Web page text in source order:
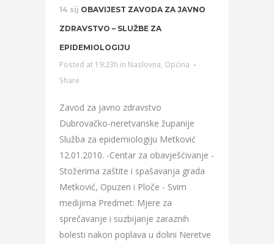
14 sij OBAVIJEST ZAVODA ZA JAVNO
ZDRAVSTVO – SLUŽBE ZA
EPIDEMIOLOGIJU
Posted at 19:23h in Naslovna, Općina
Share
Zavod za javno zdravstvo
Dubrovačko-neretvanske županije
Služba za epidemiologiju Metković
12.01.2010. -Centar za obavješćivanje -
Stožerima zaštite i spašavanja grada
Metković, Opuzen i Ploče - Svim
medijima Predmet: Mjere za
sprečavanje i suzbijanje zaraznih
bolesti nakon poplava u dolini Neretve